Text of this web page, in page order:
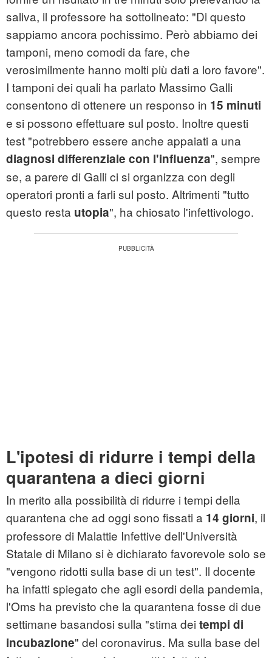
saliva, il professore ha sottolineato: "Di questo
sappiamo ancora pochissimo. Però abbiamo dei
tamponi, meno comodi da fare, che
verosimilmente hanno molti più dati a loro favore".
I tamponi dei quali ha parlato Massimo Galli
consentono di ottenere un responso in 15 minuti
e si possono effettuare sul posto. Inoltre questi
test "potrebbero essere anche appaiati a una
diagnosi differenziale con l'influenza", sempre
se, a parere di Galli ci si organizza con degli
operatori pronti a farli sul posto. Altrimenti "tutto
questo resta utopia", ha chiosato l'infettivologo.
L'ipotesi di ridurre i tempi della
quarantena a dieci giorni
In merito alla possibilità di ridurre i tempi della
quarantena che ad oggi sono fissati a 14 giorni, il
professore di Malattie Infettive dell'Università
Statale di Milano si è dichiarato favorevole solo se
"vengono ridotti sulla base di un test". Il docente
ha infatti spiegato che agli esordi della pandemia,
l'Oms ha previsto che la quarantena fosse di due
settimane basandosi sulla "stima dei tempi di
incubazione" del coronavirus. Ma sulla base del